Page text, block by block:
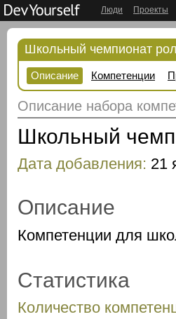
Люди Проекты
Школьный чемпионат
Описание Компетенции
Описание набора
Школьный
Дата добавления: 21
Описание
Компетенции для
Статистика
Количество